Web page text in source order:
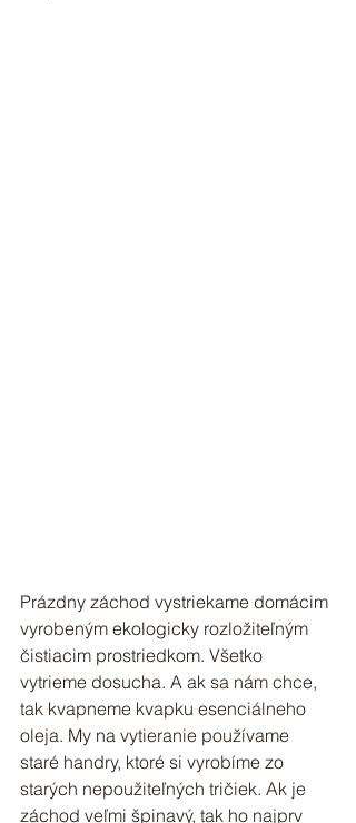
Prázdny záchod vystriekame domácim
vyrobeným ekologicky rozložiteľným
čistiacim prostriedkom. Všetko
vytrieme dosucha. A ak sa nám chce,
tak kvapneme kvapku esenciálneho
oleja. My na vytieranie používame
staré handry, ktoré si vyrobíme zo
starých nepoužiteľných tričiek. Ak je
záchod veľmi špinavý, tak ho najprv